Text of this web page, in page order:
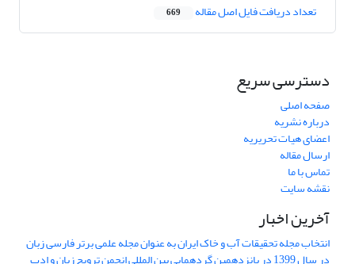
تعداد دریافت فایل اصل مقاله 669
دسترسی سریع
صفحه اصلی
درباره نشریه
اعضای هیات تحریریه
ارسال مقاله
تماس با ما
نقشه سایت
آخرین اخبار
انتخاب مجله تحقیقات آب و خاک ایران به عنوان مجله علمی برتر فارسی زبان